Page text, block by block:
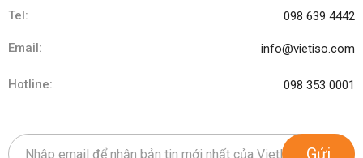
Tel: 098 639 4442
Email: info@vietiso.com
Hotline: 098 353 0001
Gửi